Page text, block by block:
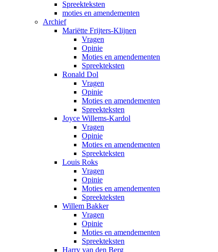
Spreekteksten
moties en amendementen
Archief
Mariëtte Frijters-Klijnen
Vragen
Opinie
Moties en amendementen
Spreekteksten
Ronald Dol
Vragen
Opinie
Moties en amendementen
Spreekteksten
Joyce Willems-Kardol
Vragen
Opinie
Moties en amendementen
Spreekteksten
Louis Roks
Vragen
Opinie
Moties en amendementen
Spreekteksten
Willem Bakker
Vragen
Opinie
Moties en amendementen
Spreekteksten
Harry van den Berg